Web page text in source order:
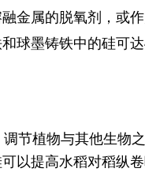
金属的脱氧剂，或
球墨铸铁中的硅可
节植物与其他生物
以提高水稻对稻纵